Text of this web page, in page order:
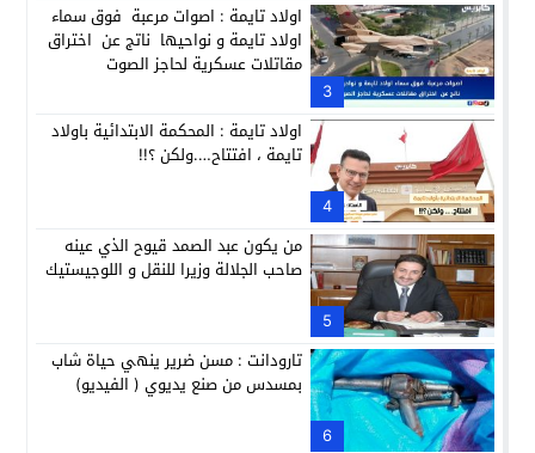
3
اولاد تايمة : اصوات مرعبة فوق سماء
اولاد تايمة و نواحيها ناتج عن اختراق
مقاتلات عسكرية لحاجز الصوت
4
اولاد تايمة : المحكمة الابتدائية باولاد
تايمة ، افتتاح….ولكن ؟!!
5
من يكون عبد الصمد قيوح الذي عينه
صاحب الجلالة وزيرا للنقل و اللوجيستيك
6
تارودانت : مسن ضرير ينهي حياة شاب
بمسدس من صنع يديوي ( الفيديو)